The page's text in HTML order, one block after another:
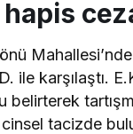
ile karşılaştı.
belirterek
tacizde